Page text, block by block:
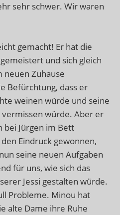
sehr schwer. Wir waren
gemacht! Er hat die
und sich gleich
neuen Zuhause
Befürchtung, dass er
weinen würde und seine
würde. Aber er
bei Jürgen im Bett
Eindruck gewonnen,
seine neuen Aufgaben
für uns, wie sich das
Jessi gestalten würde.
Probleme. Minou hat
alte Dame ihre Ruhe